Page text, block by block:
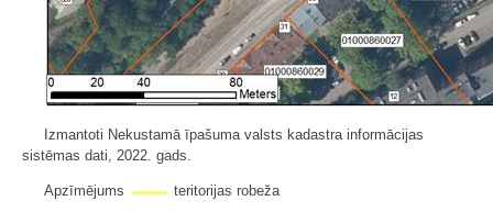
Izmantoti Nekustamā īpašuma valsts kadastra informācijas
sistēmas dati, 2022. gads.
Apzīmējums teritorijas robeža